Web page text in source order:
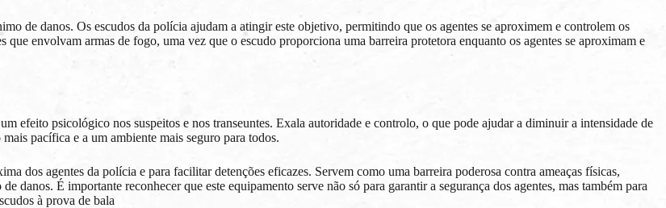
de danos. Os escudos da polícia ajudam a atingir este objetivo, permitindo que os agentes se aproximem e controlem os
envolvam armas de fogo, uma vez que o escudo proporciona uma barreira protetora enquanto os agentes se aproximam e
efeito psicológico nos suspeitos e nos transeuntes. Exala autoridade e controlo, o que pode ajudar a diminuir a intensidade de
pacífica e a um ambiente mais seguro para todos.
dos agentes da polícia e para facilitar detenções eficazes. Servem como uma barreira poderosa contra ameaças físicas,
danos. É importante reconhecer que este equipamento serve não só para garantir a segurança dos agentes, mas também para
à prova de bala